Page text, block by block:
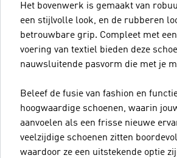
Het bovenwerk is gemaakt van
een stijlvolle look, en de rubberen
betrouwbare grip. Compleet met
voering van textiel bieden deze
nauwsluitende pasvorm die met je
Beleef de fusie van fashion en
hoogwaardige schoenen, waarin
aanvoelen als een frisse nieuwe
veelzijdige schoenen zitten
waardoor ze een uitstekende optie